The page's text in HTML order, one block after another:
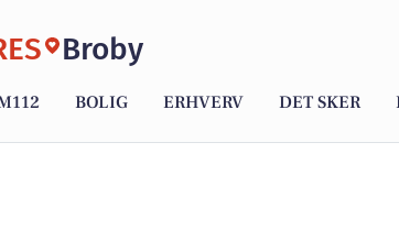
Broby
BOLIG ERHVERV DET SKER